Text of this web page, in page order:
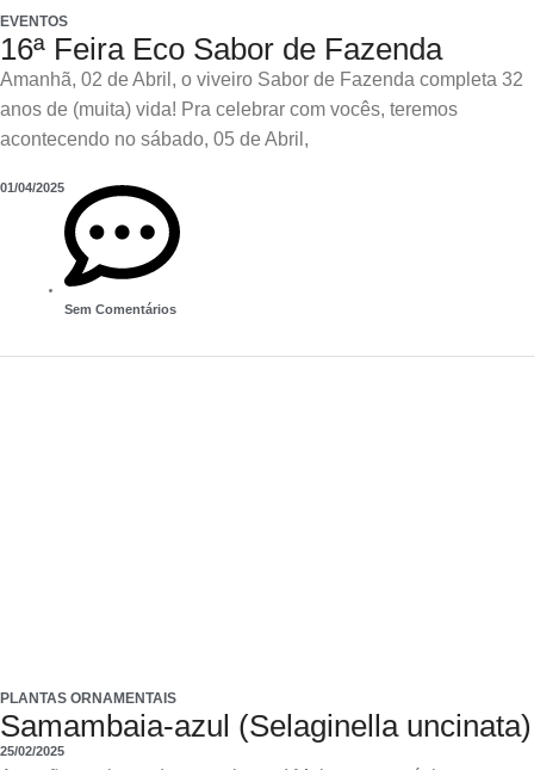
EVENTOS
16ª Feira Eco Sabor de Fazenda
Amanhã, 02 de Abril, o viveiro Sabor de Fazenda completa 32
anos de (muita) vida! Pra celebrar com vocês, teremos
acontecendo no sábado, 05 de Abril,
01/04/2025
Sem Comentários
PLANTAS ORNAMENTAIS
Samambaia-azul (Selaginella uncinata)
25/02/2025